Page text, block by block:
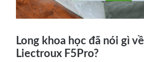
Long khoa học đã nói gì
Liectroux F5Pro?